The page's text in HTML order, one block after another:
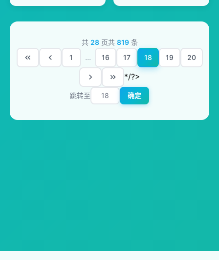
共 28页共 819条
1
... 16 17 18 19 20
*/?>
跳转至 确定